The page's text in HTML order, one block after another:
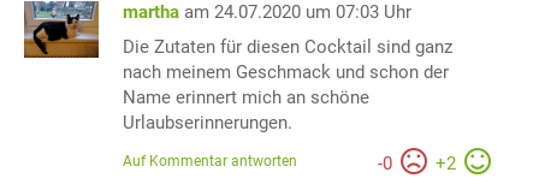
martha am 24.07.2020 um 07:03 Uhr
Die Zutaten für diesen Cocktail sind ganz
nach meinem Geschmack und schon der
Name erinnert mich an schöne
Urlaubserinnerungen.
-0 +2
Auf Kommentar antworten